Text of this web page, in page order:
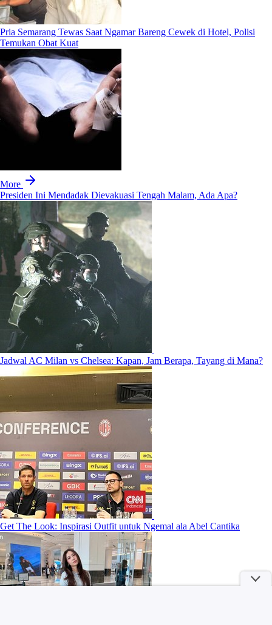
Pria Semarang Tewas Saat Ngamar Bareng Cewek di Hotel, Polisi
Temukan Obat Kuat
More
Presiden Ini Mendadak Dievakuasi Tengah Malam, Ada Apa?
Jadwal AC Milan vs Chelsea: Kapan, Jam Berapa, Tayang di Mana?
Get The Look: Inspirasi Outfit untuk Ngemal ala Abel Cantika